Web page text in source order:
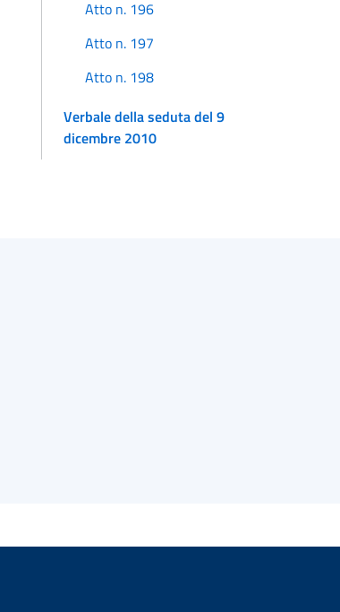
Atto n. 196
Atto n. 197
Atto n. 198
Verbale della seduta del 9
dicembre 2010